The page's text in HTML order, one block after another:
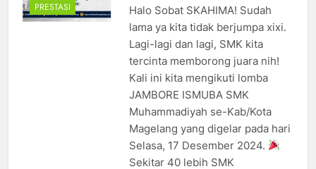
PRESTASI
Halo Sobat SKAHIMA! Sudah
lama ya kita tidak berjumpa xixi.
Lagi-lagi dan lagi, SMK kita
tercinta memborong juara nih!
Kali ini kita mengikuti lomba
JAMBORE ISMUBA SMK
Muhammadiyah se-Kab/Kota
Magelang yang digelar pada hari
Selasa, 17 Desember 2024.
Sekitar 40 lebih SMK